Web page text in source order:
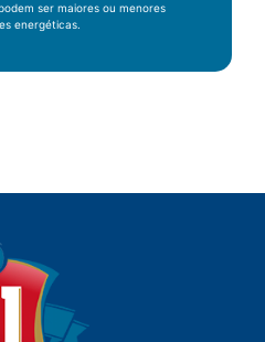
ser maiores ou menores
energéticas.